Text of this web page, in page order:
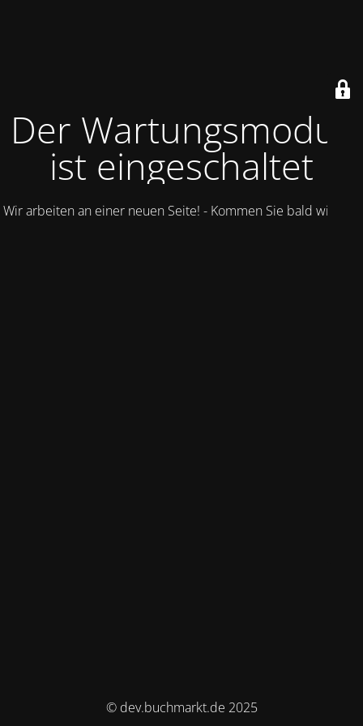
Der Wartungsmodus
ist eingeschaltet
Wir arbeiten an einer neuen Seite! - Kommen Sie bald wieder.
© dev.buchmarkt.de 2025